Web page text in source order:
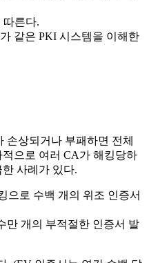
따른다.
같은 PKI 시스템을 이해한
손상되거나 부패하면 전체
으로 여러 CA가 해킹당하
사례가 있다.
으로 수백 개의 위조 인증서
만 개의 부적절한 인증서 발